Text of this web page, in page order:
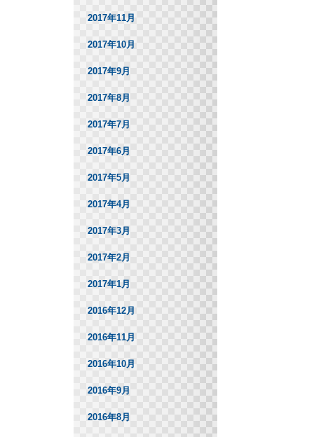
2017年11月
2017年10月
2017年9月
2017年8月
2017年7月
2017年6月
2017年5月
2017年4月
2017年3月
2017年2月
2017年1月
2016年12月
2016年11月
2016年10月
2016年9月
2016年8月